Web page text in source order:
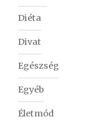
Diéta
Divat
Egészség
Egyéb
Életmód